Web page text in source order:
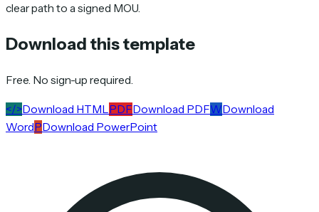
clear path to a signed MOU.
Download this template
Free. No sign-up required.
</>Download HTML PDFDownload PDFWDownload
WordPDownload PowerPoint